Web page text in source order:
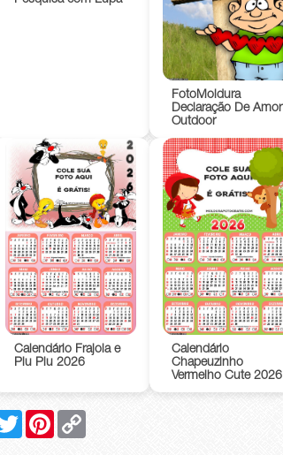
FotoMoldura
Declaração De Amor
Outdoor
Calendário Frajola e
Piu Piu 2026
Calendário
Chapeuzinho
Vermelho Cute 2026
TwitterPinterestCopy